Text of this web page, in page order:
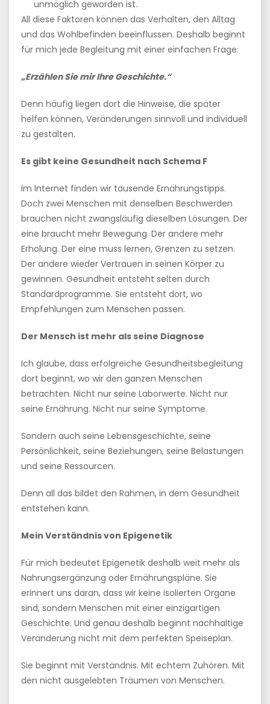
unmöglich geworden ist.
All diese Faktoren können das Verhalten, den Alltag
und das Wohlbefinden beeinflussen. Deshalb beginnt
für mich jede Begleitung mit einer einfachen Frage:
„Erzählen Sie mir Ihre Geschichte.“
Denn häufig liegen dort die Hinweise, die später
helfen können, Veränderungen sinnvoll und individuell
zu gestalten.
Es gibt keine Gesundheit nach Schema F
Im Internet finden wir tausende Ernährungstipps.
Doch zwei Menschen mit denselben Beschwerden
brauchen nicht zwangsläufig dieselben Lösungen. Der
eine braucht mehr Bewegung. Der andere mehr
Erholung. Der eine muss lernen, Grenzen zu setzen.
Der andere wieder Vertrauen in seinen Körper zu
gewinnen. Gesundheit entsteht selten durch
Standardprogramme. Sie entsteht dort, wo
Empfehlungen zum Menschen passen.
Der Mensch ist mehr als seine Diagnose
Ich glaube, dass erfolgreiche Gesundheitsbegleitung
dort beginnt, wo wir den ganzen Menschen
betrachten. Nicht nur seine Laborwerte. Nicht nur
seine Ernährung. Nicht nur seine Symptome.
Sondern auch seine Lebensgeschichte, seine
Persönlichkeit, seine Beziehungen, seine Belastungen
und seine Ressourcen.
Denn all das bildet den Rahmen, in dem Gesundheit
entstehen kann.
Mein Verständnis von Epigenetik
Für mich bedeutet Epigenetik deshalb weit mehr als
Nahrungsergänzung oder Ernährungspläne. Sie
erinnert uns daran, dass wir keine isolierten Organe
sind, sondern Menschen mit einer einzigartigen
Geschichte. Und genau deshalb beginnt nachhaltige
Veränderung nicht mit dem perfekten Speiseplan.
Sie beginnt mit Verständnis. Mit echtem Zuhören. Mit
den nicht ausgelebten Träumen von Menschen.